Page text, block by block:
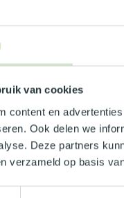
van cookies
content en
Ook delen we
Deze partners
verzameld op basis